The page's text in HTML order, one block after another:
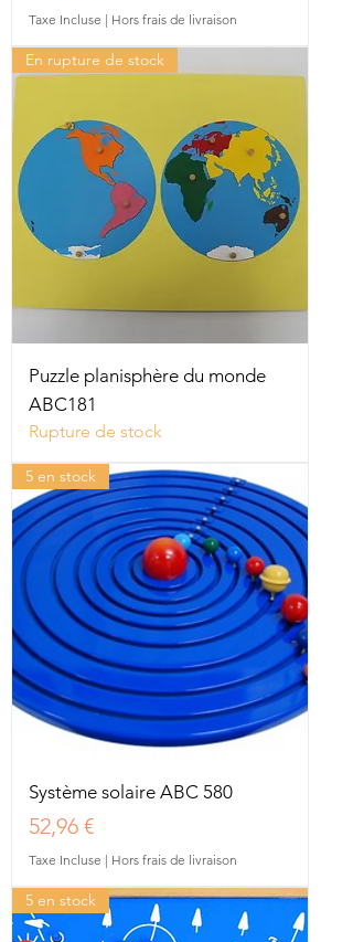
Taxe Incluse | Hors frais de livraison
En rupture de stock
Puzzle planisphère du monde
ABC181
Rupture de stock
5 en stock
Système solaire ABC 580
Prix
52,96 €
Taxe Incluse | Hors frais de livraison
5 en stock